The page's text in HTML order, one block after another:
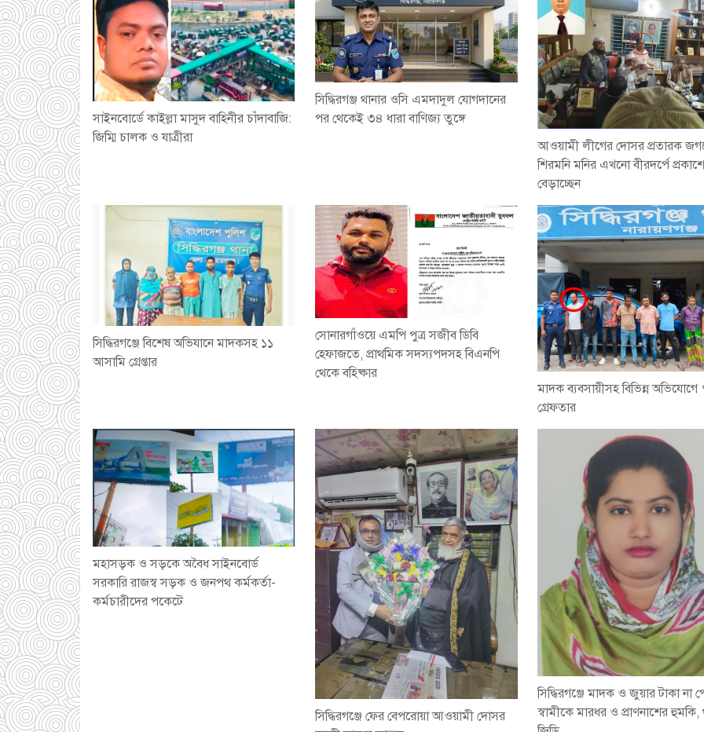
সাইনবোর্ডে কাইল্লা মাসুদ বাহিনীর চাঁদাবাজি:
জিম্মি চালক ও যাত্রীরা
সিদ্ধিরগঞ্জ থানার ওসি এমদাদুল যোগদানের
পর থেকেই ৩৪ ধারা বাণিজ্য তুঙ্গে
আওয়ামী লীগের দোসর প্রতারক
শিরমনি মনির এখনো বীরদর্পে
বেড়াচ্ছেন
সিদ্ধিরগঞ্জে বিশেষ অভিযানে মাদকসহ ১১
আসামি গ্রেপ্তার
সোনারগাঁওয়ে এমপি পুত্র সজীব ডিবি
হেফাজতে, প্রাথমিক সদস্যপদসহ বিএনপি
থেকে বহিষ্কার
মাদক ব্যবসায়ীসহ বিভিন্ন
গ্রেফতার
মহাসড়ক ও সড়কে অবৈধ সাইনবোর্ড
সরকারি রাজস্ব সড়ক ও জনপথ কর্মকর্তা-
কর্মচারীদের পকেটে
সিদ্ধিরগঞ্জে ফের বেপরোয়া আওয়ামী দোসর
সিদ্ধিরগঞ্জে মাদক ও জুয়ার টাকা না
স্বামীকে মারধর ও প্রাণনাশের হুমকি,